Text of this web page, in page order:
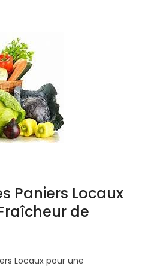
Paniers Locaux
de
Locaux pour une